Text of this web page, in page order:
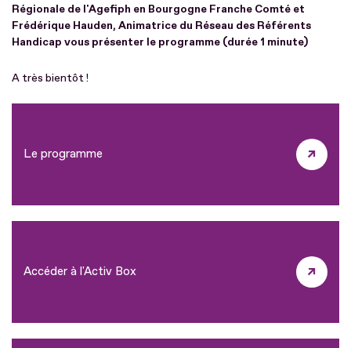
Régionale de l'Agefiph en Bourgogne Franche Comté et
Frédérique Hauden, Animatrice du Réseau des Référents
Handicap vous présenter le programme (durée 1 minute)
A très bientôt !
Le programme
Accéder à l'Activ Box